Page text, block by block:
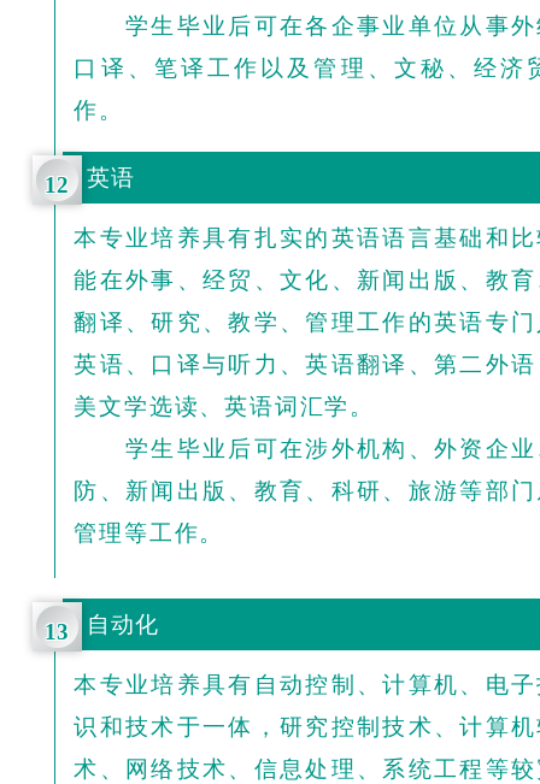
学生毕业后可在各企事业单位从事外
口译、笔译工作以及管理、文秘、经济
作。
12 英语
本专业培养具有扎实的英语语言基础和
能在外事、经贸、文化、新闻出版、教
翻译、研究、教学、管理工作的英语专
英语、口译与听力、英语翻译、第二外
美文学选读、英语词汇学。
学生毕业后可在涉外机构、外资企业
防、新闻出版、教育、科研、旅游等部
管理等工作。
13 自动化
本专业培养具有自动控制、计算机、电
识和技术于一体，研究控制技术、计算
术、网络技术、信息处理、系统工程等